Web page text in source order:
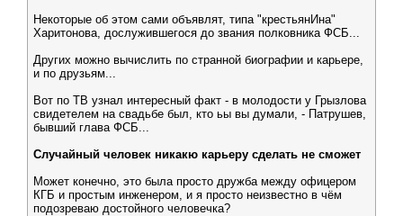
Некоторые об этом сами объявлят, типа "крестьянИна"
Харитонова, дослужившегося до звания полковника ФСБ...
Других можно вычислить по странной биографии и карьере,
и по друзьям...
Вот по ТВ узнал интересный факт - в молодости у Грызлова
свидетелем на свадьбе был, кто ьы вы думали, - Патрушев,
бывший глава ФСБ...
Случайный человек никакю карьеру сделать не сможет
Может конечно, это была просто дружба между офицером
КГБ и простым инженером, и я просто неизвестно в чём
подозреваю достойного человечка?